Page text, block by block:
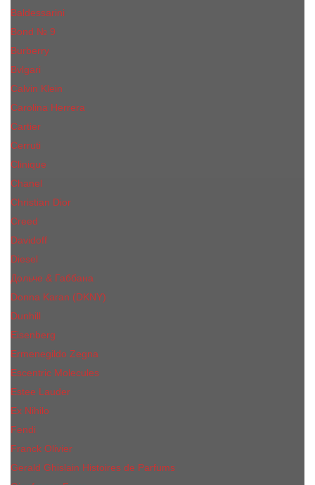
Baldessarini
Bond № 9
Burberry
Bvlgari
Calvin Klein
Carolina Herrera
Cartier
Cerruti
Сliniquе
Chanel
Christian Dior
Creed
Davidoff
Diesel
Дольче & Габбана
Donna Karan (DKNY)
Dunhill
Eisenberg
Ermenegildo Zegna
Escentric Molecules
Еsteе Lаudеr
Ex Nihilo
Fendi
Franck Olivier
Gerald Ghislain Histoires de Parfums